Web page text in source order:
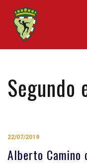
Segundo
22/07/2019
Alberto Camino